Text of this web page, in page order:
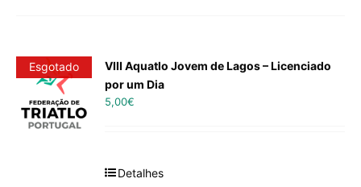
Esgotado
VIII Aquatlo Jovem de Lagos – Licenciado
por um Dia
5,00€
Detalhes